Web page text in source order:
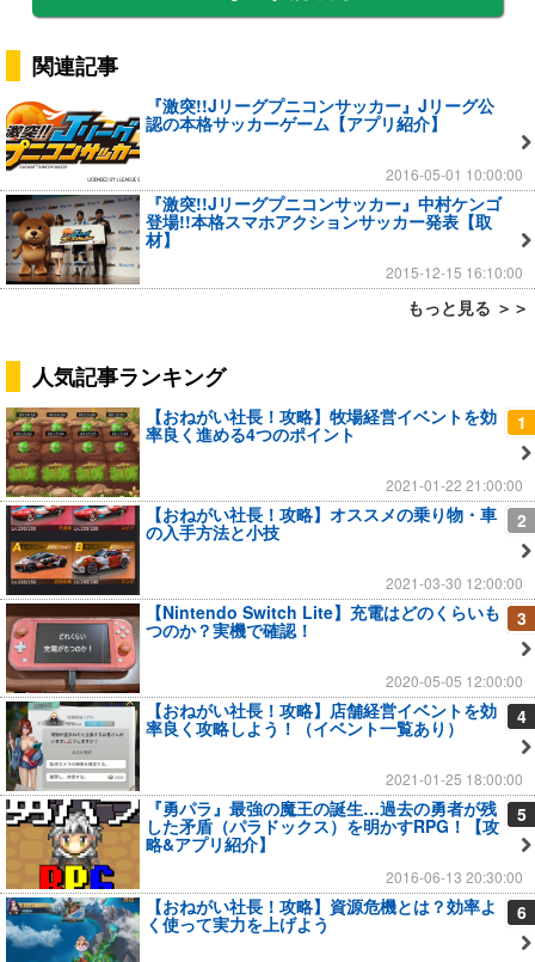
関連記事
『激突!!Jリーグプニコンサッカー』Jリーグ公
認の本格サッカーゲーム【アプリ紹介】
2016-05-01 10:00:00
『激突!!Jリーグプニコンサッカー』中村ケンゴ
登場!!本格スマホアクションサッカー発表【取
材】
2015-12-15 16:10:00
もっと見る ＞＞
人気記事ランキング
1
【おねがい社長！攻略】牧場経営イベントを効
率良く進める4つのポイント
2021-01-22 21:00:00
2
【おねがい社長！攻略】オススメの乗り物・車
の入手方法と小技
2021-03-30 12:00:00
3
【Nintendo Switch Lite】充電はどのくらいも
つのか？実機で確認！
2020-05-05 12:00:00
4
【おねがい社長！攻略】店舗経営イベントを効
率良く攻略しよう！（イベント一覧あり）
2021-01-25 18:00:00
5
『勇パラ』最強の魔王の誕生…過去の勇者が残
した矛盾（パラドックス）を明かすRPG！【攻
略&アプリ紹介】
2016-06-13 20:30:00
6
【おねがい社長！攻略】資源危機とは？効率よ
く使って実力を上げよう